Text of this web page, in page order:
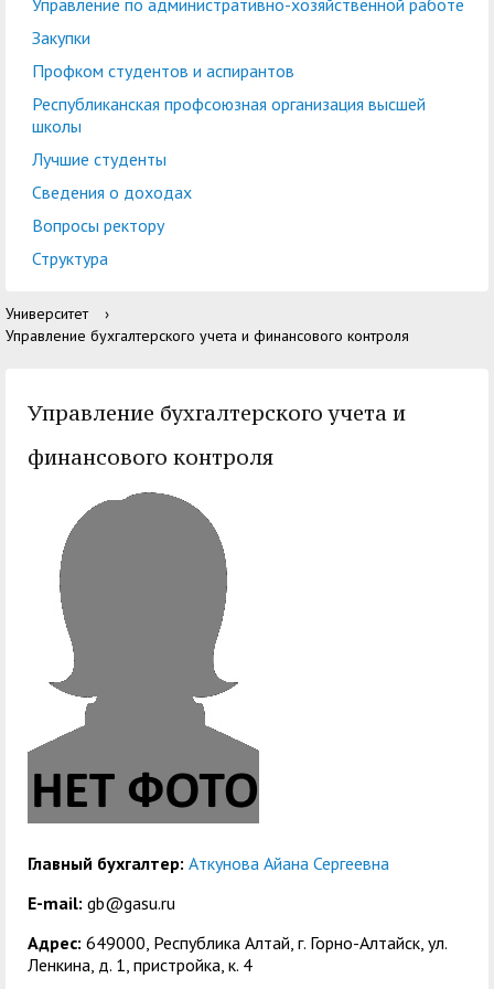
Международная
деятельность
Управление по
административно-
Закупки
Республиканская
организация высшей
Вопросы ректору
Центр тестирования
иностранных граждан
по русскому языку
Центр развития
компетенций
Центр русского языка
представителей)
модуль «Обучение
служением»
предоставлении
Управление по административно-хозяйственной работе
Закупки
Профком студентов и аспирантов
Республиканская профсоюзная организация высшей
школы
Лучшие студенты
Сведения о доходах
Вопросы ректору
Структура
Университет
›
Управление бухгалтерского учета и финансового контроля
Управление бухгалтерского учета и
финансового контроля
Главный бухгалтер: Аткунова Айана Сергеевна
E-mail: gb@gasu.ru
Адрес: 649000, Республика Алтай, г. Горно-Алтайск, ул.
Ленкина, д. 1, пристройка, к. 4